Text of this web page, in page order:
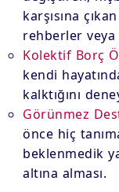
karşısına
rehberler veya
Kolektif Borç
kendi
kalktığını
Görünmez
önce hiç
beklenmedik
altına alması.